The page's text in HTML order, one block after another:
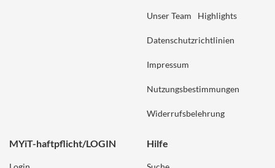
Unser Team Highlights
Datenschutzrichtlinien
Impressum
Nutzungsbestimmungen
Widerrufsbelehrung
MYiT-haftpflicht/LOGIN Hilfe